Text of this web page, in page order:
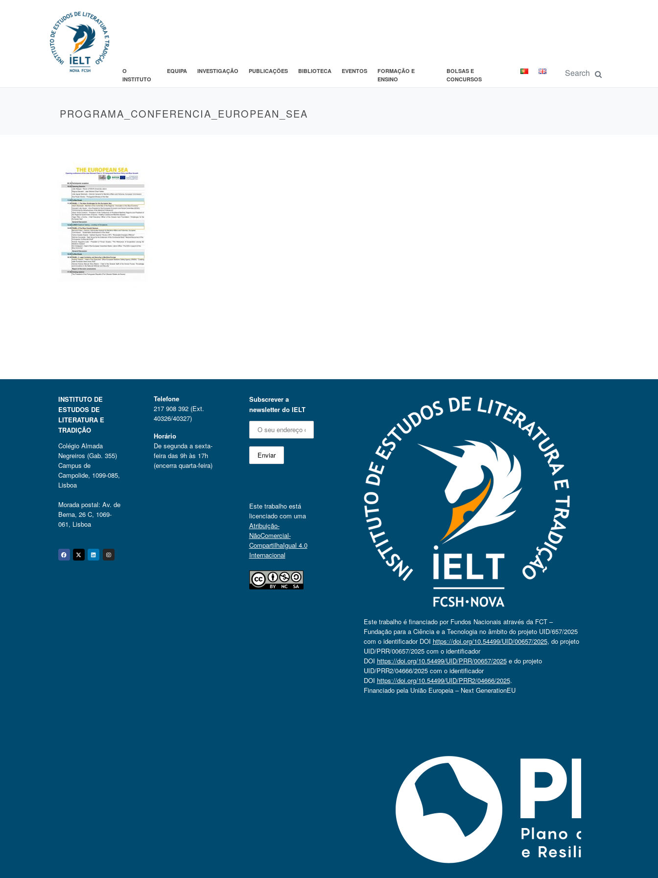
O
INSTITUTO
EQUIPA INVESTIGAÇÃO PUBLICAÇÕES BIBLIOTECA EVENTOS
FORMAÇÃO E
ENSINO
BOLSAS E
CONCURSOS
PROGRAMA_CONFERENCIA_EUROPEAN_SEA
INSTITUTO DE
ESTUDOS DE
LITERATURA E
TRADIÇÃO
Colégio Almada
Negreiros (Gab. 355)
Campus de
Campolide, 1099-085,
Lisboa
Morada postal: Av. de
Berna, 26 C, 1069-
061, Lisboa
Facebook
Twitter
Linkedin
Instagram
Telefone
217 908 392 (Ext.
40326/40327)
Horário
De segunda a sexta-
feira das 9h às 17h
(encerra quarta-feira)
Subscrever a
newsletter do IELT
Este trabalho está
licenciado com uma
Atribuição-
NãoComercial-
CompartilhaIgual 4.0
Internacional
Este trabalho é financiado por Fundos Nacionais através da FCT –
Fundação para a Ciência e a Tecnologia no âmbito do projeto UID/657/2025
com o identificador DOI https://doi.org/10.54499/UID/00657/2025, do projeto
UID/PRR/00657/2025 com o identificador
DOI https://doi.org/10.54499/UID/PRR/00657/2025e do projeto
UID/PRR2/04666/2025 com o identificador
DOI https://doi.org/10.54499/UID/PRR2/04666/2025.
Financiado pela União Europeia – Next GenerationEU